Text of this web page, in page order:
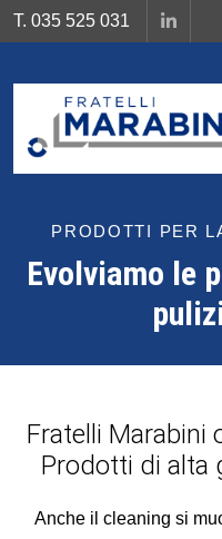
T. 035 525 031
PRODOTTI PER
Evolviamo le
Fratelli Marabini
Prodotti di alta
Anche il cleaning si